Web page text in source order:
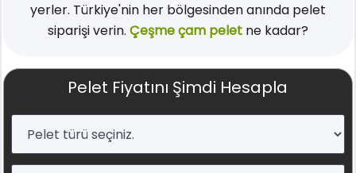
yerler. Türkiye'nin her bölgesinden anında pelet
siparişi verin. Çeşme çam peletne kadar?
Pelet Fiyatını Şimdi Hesapla